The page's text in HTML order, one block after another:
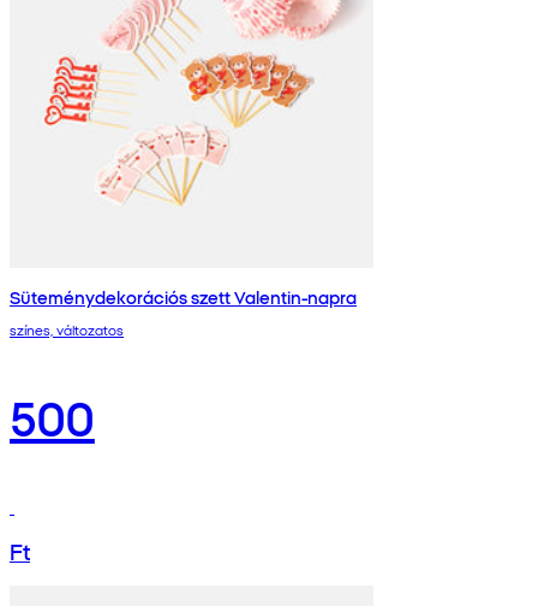
Süteménydekorációs szett Valentin-napra
színes, változatos
500
Ft